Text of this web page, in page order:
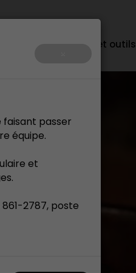
passer
équipe.
et
2787, poste
Ressources et outils